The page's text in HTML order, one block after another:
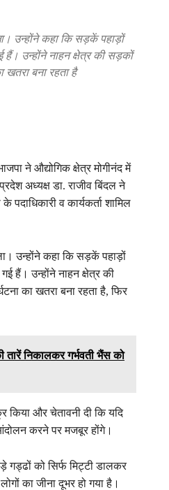
न्यूज़
उन्होंने कहा कि सड़कें पहाड़ों
हैं। उन्होंने नाहन क्षेत्र की सड़कों
खतरा बना रहता है
ने औद्योगिक क्षेत्र मोगीनंद में
अध्यक्ष डा. राजीव बिंदल ने
पदाधिकारी व कार्यकर्ता शामिल
उन्होंने कहा कि सड़कें पहाड़ों
हैं। उन्होंने नाहन क्षेत्र की
का खतरा बना रहता है, फिर
निकालकर गर्भवती भैंस को
किया और चेतावनी दी कि यदि
करने पर मजबूर होंगे।
गड्ढों को सिर्फ मिट्टी डालकर
का जीना दूभर हो गया है।